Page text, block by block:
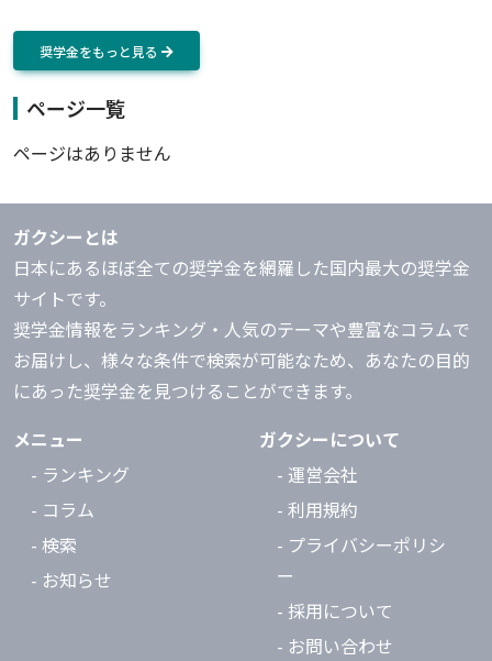
奨学金をもっと見る
ページ一覧
ページはありません
ガクシーとは
日本にあるほぼ全ての奨学金を網羅した国内最大の奨学金
サイトです。
奨学金情報をランキング・人気のテーマや豊富なコラムで
お届けし、様々な条件で検索が可能なため、あなたの目的
にあった奨学金を見つけることができます。
メニュー
- ランキング
- コラム
- 検索
- お知らせ
ガクシーについて
- 運営会社
- 利用規約
- プライバシーポリシ
ー
- 採用について
- お問い合わせ